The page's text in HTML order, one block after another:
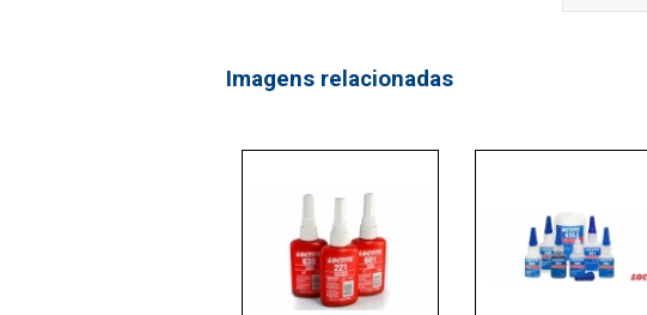
Imagens relacionadas